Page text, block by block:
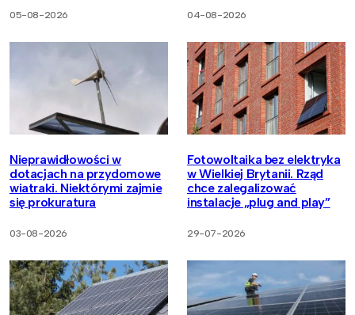
05-08-2026 04-08-2026
Nieprawidłowości w
dotacjach na przydomowe
wiatraki. Niektórymi zajmie
się prokuratura
03-08-2026
Fotowoltaika bez elektryka
w Wielkiej Brytanii. Rząd
chce zalegalizować
instalacje „plug and play”
29-07-2026